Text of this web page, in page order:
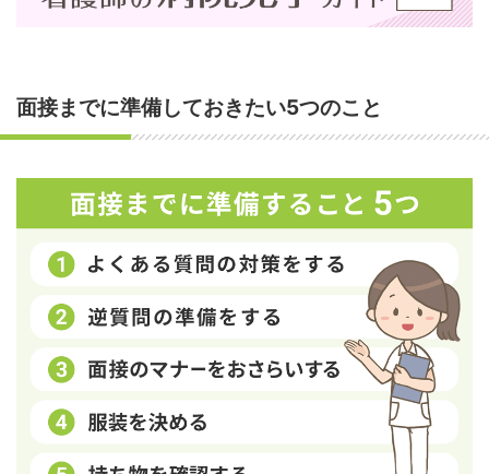
面接までに準備しておきたい5つのこと